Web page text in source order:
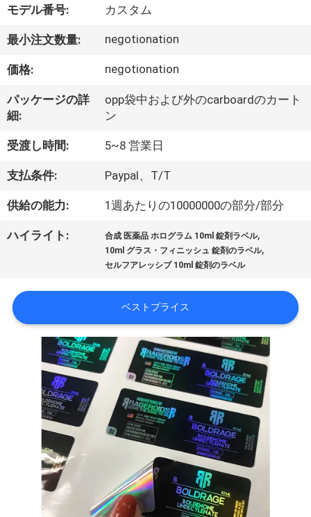
私
に
つ
い
て
工
場
行
モデル番号: カスタム
最小注文数量: negotionation
価格: negotionation
パッケージの詳
細:
opp袋中および外のcarboardのカート
ン
受渡し時間: 5~8 営業日
支払条件: Paypal、T/T
供給の能力: 1週あたりの10000000の部分/部分
ハイライト: 合成 医薬品 ホログラム 10ml 錠剤ラベル,
10ml グラス・フィニッシュ 錠剤のラベル,
セルフアレッシブ 10ml 錠剤のラベル
ベストプライス